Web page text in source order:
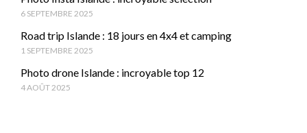
6 SEPTEMBRE 2025
Road trip Islande : 18 jours en 4x4 et camping
1 SEPTEMBRE 2025
Photo drone Islande : incroyable top 12
4 AOÛT 2025